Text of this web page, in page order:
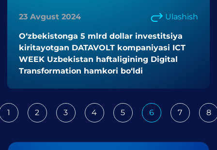
23 Avgust 2024 Ulashish
O‘zbekistonga 5 mlrd dollar investitsiya
kiritayotgan DATAVOLT kompaniyasi ICT
WEEK Uzbekistan haftaligining Digital
Transformation hamkori bo‘ldi
1 2 3 4 5 6 7 8